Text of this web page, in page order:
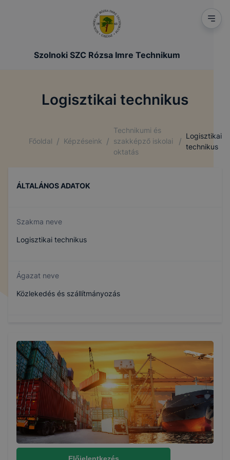
Szolnoki SZC Rózsa Imre Technikum
Logisztikai technikus
Főoldal / Képzéseink /
Technikumi és
szakképző iskolai
oktatás
/
Logisztikai
technikus
ÁLTALÁNOS ADATOK
Szakma neve
Logisztikai technikus
Ágazat neve
Közlekedés és szállítmányozás
510411506
Képzés időtartama
5 év
Választható szakmairányok:
Logisztika és szállítmányozás